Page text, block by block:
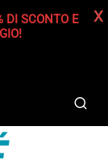
DI SCONTO E
X